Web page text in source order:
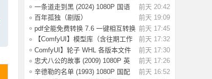
国语中字
前天 20:42
一条道走到黑 (2024) 1080P 国语
中字 [1.35
前天 19:09
百年孤独（剧版）
S02.2026（4K+1080P）中字
前天 17:45
pdf全能免费转换 7.6 一键相互转换
前天 17:32
【ComfyUI】模型库（含往期工作
流模型）
前天 17:30
ComfyUI】轮子 WHL 各版本文件
前天 17:26
忠犬八公的故事 (2009) 1080P 英
语中字 [2.
前天 16:52
辛德勒的名单 (1993) 1080P 国配